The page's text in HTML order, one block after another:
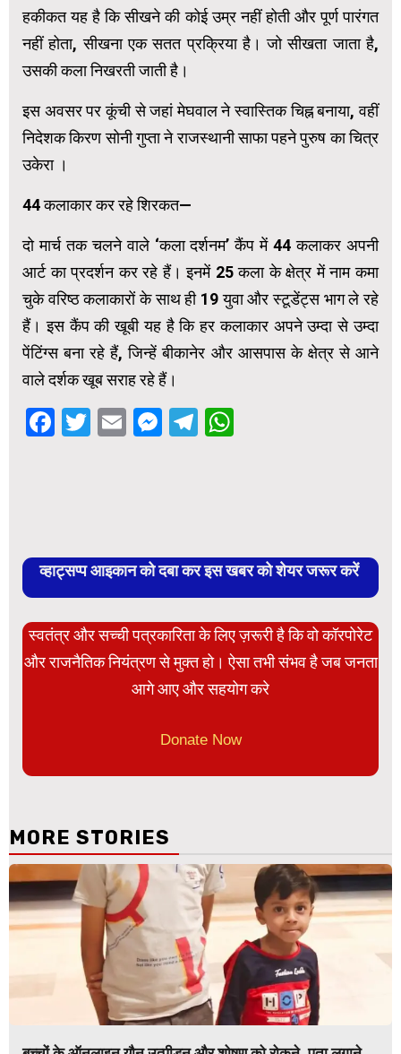
हकीकत यह है कि सीखने की कोई उम्र नहीं होती और पूर्ण पारंगत
नहीं होता, सीखना एक सतत प्रक्रिया है। जो सीखता जाता है,
उसकी कला निखरती जाती है।
इस अवसर पर कूंची से जहां मेघवाल ने स्वास्तिक चिह्न बनाया, वहीं
निदेशक किरण सोनी गुप्ता ने राजस्थानी साफा पहने पुरुष का चित्र
उकेरा ।
44 कलाकार कर रहे शिरकत—
दो मार्च तक चलने वाले ‘कला दर्शनम’ कैंप में 44 कलाकर अपनी
आर्ट का प्रदर्शन कर रहे हैं। इनमें 25 कला के क्षेत्र में नाम कमा
चुके वरिष्ठ कलाकारों के साथ ही 19 युवा और स्टूडेंट्स भाग ले रहे
हैं। इस कैंप की खूबी यह है कि हर कलाकार अपने उम्दा से उम्दा
पेंटिंग्स बना रहे हैं, जिन्हें बीकानेर और आसपास के क्षेत्र से आने
वाले दर्शक खूब सराह रहे हैं।
Facebook
Twitter
EmailMessenger
Telegram
व्हाट्सप्प आइकान को दबा कर इस खबर को शेयर जरूर करें
स्वतंत्र और सच्ची पत्रकारिता के लिए ज़रूरी है कि वो कॉरपोरेट
और राजनैतिक नियंत्रण से मुक्त हो। ऐसा तभी संभव है जब जनता
आगे आए और सहयोग करे
Donate Now
MORE STORIES